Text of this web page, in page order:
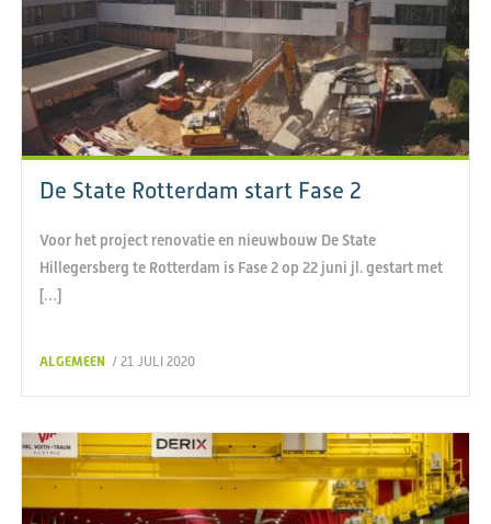
De State Rotterdam start Fase 2
Voor het project renovatie en nieuwbouw De State
Hillegersberg te Rotterdam is Fase 2 op 22 juni jl. gestart met
[…]
ALGEMEEN / 21 JULI 2020